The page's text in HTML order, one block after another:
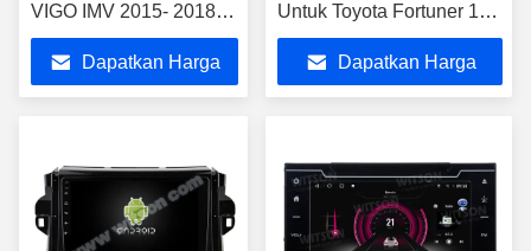
VIGO IMV 2015- 2018
Mobil Multimedia Stereo
Dapatkan Harga
Untuk Toyota Fortuner 1
AN50 AN60 HILUX Revo
Vigo 2008- 2014
Dapatkan Harga